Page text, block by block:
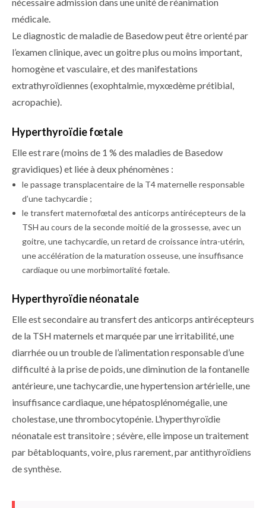
médicale.
Le diagnostic de maladie de Basedow peut être orienté par
l’examen clinique, avec un goitre plus ou moins important,
homogène et vasculaire, et des manifestations
extrathyroïdiennes (exophtalmie, myxœdème prétibial,
acropachie).
Hyperthyroïdie fœtale
Elle est rare (moins de 1 % des maladies de Basedow
gravidiques) et liée à deux phénomènes :
le passage transplacentaire de la T4 maternelle responsable
d’une tachycardie ;
le transfert maternofœtal des anticorps antirécepteurs de la
TSH au cours de la seconde moitié de la grossesse, avec un
goitre, une tachycardie, un retard de croissance intra-utérin,
une accélération de la maturation osseuse, une insuffisance
cardiaque ou une morbimortalité fœtale.
Hyperthyroïdie néonatale
Elle est secondaire au transfert des anticorps antirécepteurs
de la TSH maternels et marquée par une irritabilité, une
diarrhée ou un trouble de l’alimentation responsable d’une
difficulté à la prise de poids, une diminution de la fontanelle
antérieure, une tachycardie, une hyper­tension artérielle, une
insuffisance cardiaque, une hépatosplénomégalie, une
cholestase, une thrombocytopénie. ­L’hyperthyroïdie
néonatale est transitoire ; sévère, elle impose un traitement
par bêtabloquants, voire, plus rarement, par antithyroïdiens
de synthèse.